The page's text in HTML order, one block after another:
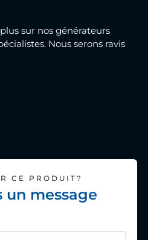
sur nos générateurs
Nous serons ravis
CE PRODUIT?
un message